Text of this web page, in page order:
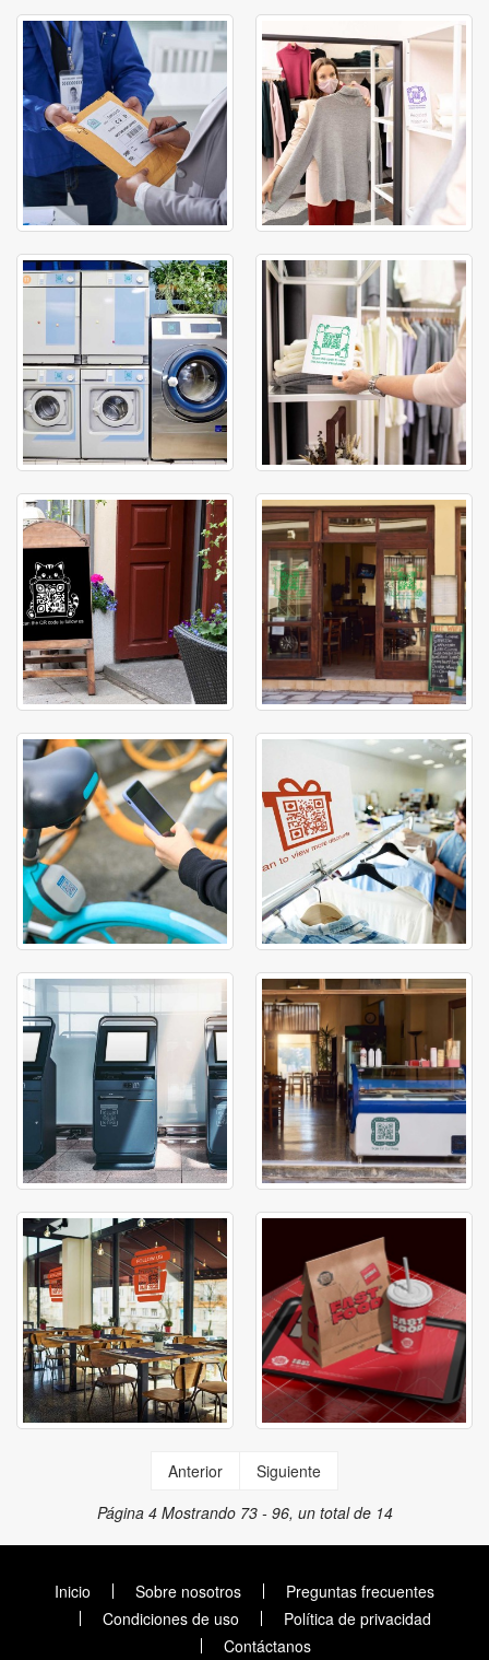
Anterior
Siguiente
Página 4 Mostrando 73 - 96, un total de 14
Inicio Sobre nosotros
Preguntas frecuentes
Condiciones de uso
Política de privacidad
Contáctanos